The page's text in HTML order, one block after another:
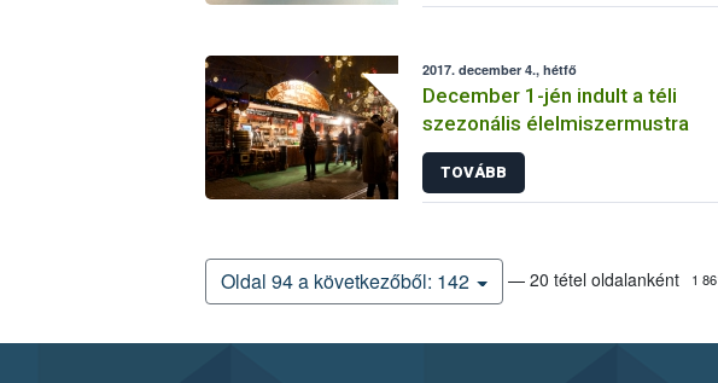
2017. december 4., hétfő
December 1-jén indult a téli
szezonális élelmiszermustra
TOVÁBB
Oldal 94 a következőből: 142 — 20 tétel oldalanként 1